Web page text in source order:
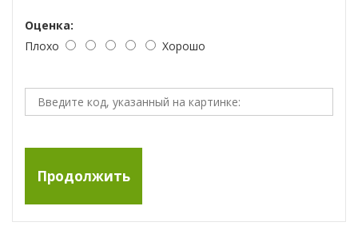
Оценка:
Плохо
Хорошо
Продолжить